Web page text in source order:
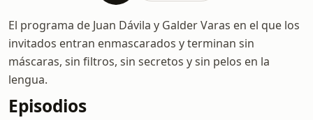
El programa de Juan Dávila y Galder Varas en el que los
invitados entran enmascarados y terminan sin
máscaras, sin filtros, sin secretos y sin pelos en la
lengua.
Episodios